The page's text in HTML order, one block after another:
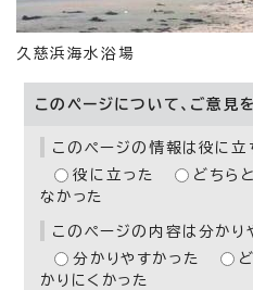
久慈浜海水浴場
このページについて、ご意見
このページの情報は役に立
役に立った
どちら
なかった
このページの内容は分かり
分かりやすかった
かりにくかった